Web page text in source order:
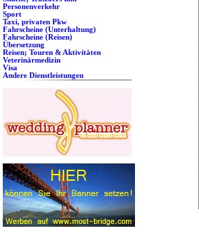
Personenverkehr
Sport
Taxi, privaten Pkw
Fahrscheine (Unterhaltung)
Fahrscheine (Reisen)
Übersetzung
Reisen; Touren & Aktivitäten
Veterinärmedizin
Visa
Andere Dienstleistungen